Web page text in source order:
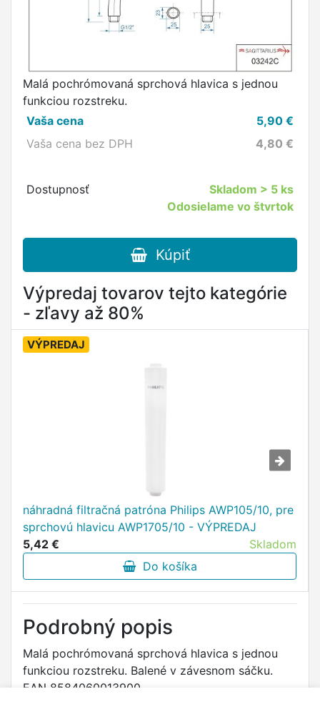
Malá pochrómovaná sprchová hlavica s jednou
funkciou rozstreku.
Vaša cena
5,90 €
Vaša cena bez DPH
4,80 €
Dostupnosť Skladom > 5 ks
Odosielame vo štvrtok
Kúpiť
Výpredaj tovarov tejto kategórie
- zľavy až 80%
VÝPREDAJ
náhradná filtračná patróna Philips AWP105/10, pre
sprchovú hlavicu AWP1705/10 - VÝPREDAJ
5,42 €
Skladom
Do košíka
Podrobný popis
Malá pochrómovaná sprchová hlavica s jednou
funkciou rozstreku. Balené v závesnom sáčku.
EAN 8584060013900